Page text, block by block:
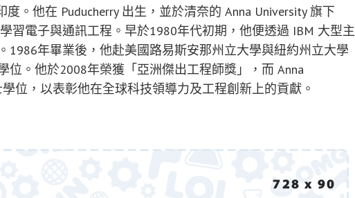
度。他在 Puducherry 出生，並於清奈的 Anna University 旗下
學習電子與通訊工程。早於1980年代初期，他便透過 IBM 大型主
1986年畢業後，他赴美國路易斯安那州立大學與紐約州立大學
位。他於2008年榮獲「亞洲傑出工程師獎」，而 Anna
位，以表彰他在全球科技領導力及工程創新上的貢獻。